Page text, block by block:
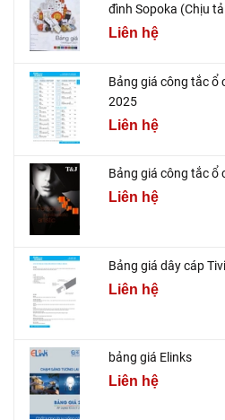
đình Sopoka (Chịu
Liên hệ
Bảng giá công tắc ổ
2025
Liên hệ
Bảng giá công tắc ổ
Liên hệ
Bảng giá dây cáp
Liên hệ
bảng giá Elinks
Liên hệ